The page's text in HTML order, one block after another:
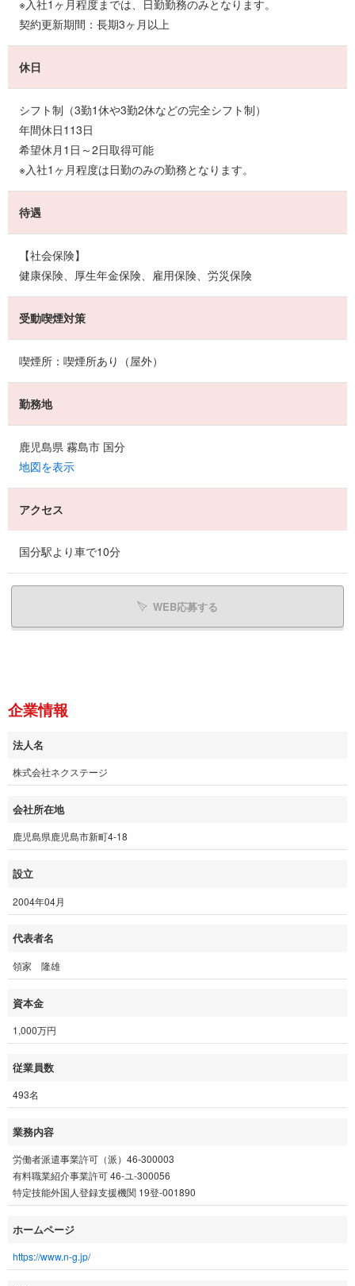
※入社1ヶ月程度までは、日勤勤務のみとなります。
契約更新期間：長期3ヶ月以上
休日
シフト制（3勤1休や3勤2休などの完全シフト制）
年間休日113日
希望休月1日～2日取得可能
※入社1ヶ月程度は日勤のみの勤務となります。
待遇
【社会保険】
健康保険、厚生年金保険、雇用保険、労災保険
受動喫煙対策
喫煙所：喫煙所あり（屋外）
勤務地
鹿児島県 霧島市 国分
地図を表示
アクセス
国分駅より車で10分
WEB応募する
企業情報
法人名
株式会社ネクステージ
会社所在地
鹿児島県鹿児島市新町4-18
設立
2004年04月
代表者名
領家 隆雄
資本金
1,000万円
従業員数
493名
業務内容
労働者派遣事業許可（派）46-300003
有料職業紹介事業許可 46-ユ-300056
特定技能外国人登録支援機関 19登-001890
ホームページ
https://www.n-g.jp/